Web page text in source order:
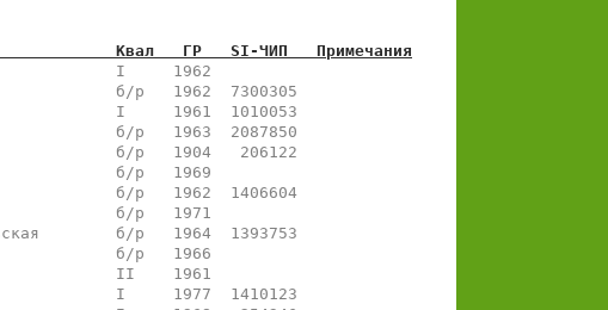
Квал   ГР   SI-ЧИП   Примечания
I     1962
б/р   1962  7300305
I     1961  1010053
б/р   1963  2087850
б/р   1904   206122
б/р   1969
б/р   1962  1406604
б/р   1971
б/р   1964  1393753
б/р   1966
II    1961
I     1977  1410123